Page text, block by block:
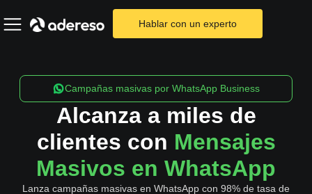
Hablar con un experto
Campañas masivas por WhatsApp Business
Alcanza a miles de
clientes con Mensajes
Masivos en WhatsApp
Lanza campañas masivas en WhatsApp con 98% de tasa de